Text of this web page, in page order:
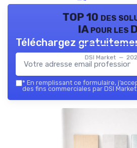
TOP 10 des
IA pour les
DSI Market —
Téléchargez
* En remplissant ce formulaire,
des fins commerciales par DSI